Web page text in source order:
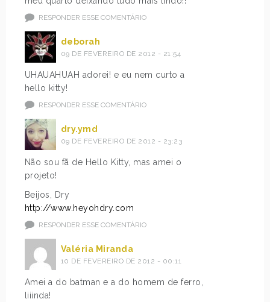
RESPONDER ESSE COMENTÁRIO
deborah
09 DE FEVEREIRO DE 2012 - 21:54
UHAUAHUAH adorei! e eu nem curto a
hello kitty!
RESPONDER ESSE COMENTÁRIO
dry.ymd
09 DE FEVEREIRO DE 2012 - 23:23
Não sou fã de Hello Kitty, mas amei o
projeto!
Beijos, Dry
http://www.heyohdry.com
RESPONDER ESSE COMENTÁRIO
Valéria Miranda
10 DE FEVEREIRO DE 2012 - 00:11
Amei a do batman e a do homem de ferro,
liiinda!